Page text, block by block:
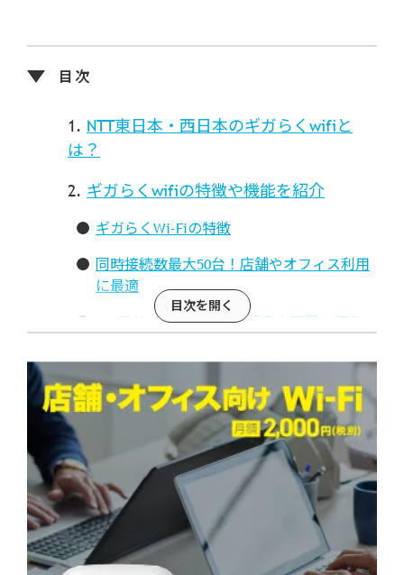
NTT東日本・西日本のギガらくwifiと
は？
ギガらくwifiの特徴や機能を紹介
ギガらくWi-Fiの特徴
同時接続数最大50台！店舗やオフィス利用
に最適
365日サポート付！初期設定も不要で使え
安全性の高いセキュリティ品質
ギガらくWi-Fiを導入するメリット
ギガらくWi-Fiはオフィスや宿泊施設な
どでも活躍している
全プランや料金設定は？
ライトプラン